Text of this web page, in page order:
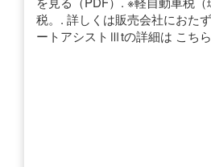
税。. 詳しくは販売会社におた
ートアシストⅢtの詳細は こち